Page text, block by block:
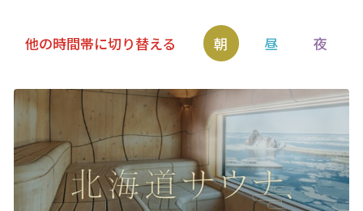
お気に入り 事業者の皆さまへ
朝 昼 夜